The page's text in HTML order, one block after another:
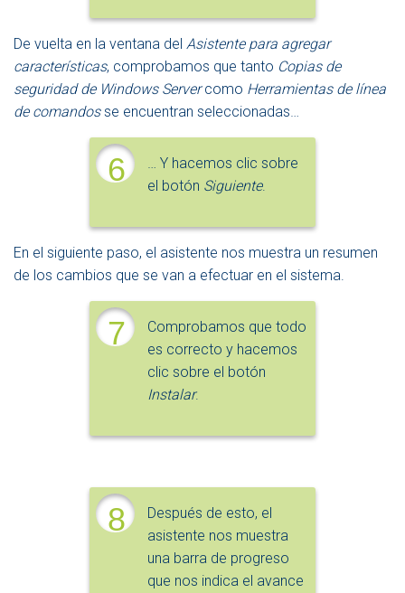
De vuelta en la ventana del Asistente para agregar
características, comprobamos que tanto Copias de
seguridad de Windows Servercomo Herramientas de línea
de comandosse encuentran seleccionadas…
6
… Y hacemos clic sobre
el botón Siguiente.
En el siguiente paso, el asistente nos muestra un resumen
de los cambios que se van a efectuar en el sistema.
7
Comprobamos que todo
es correcto y hacemos
clic sobre el botón
Instalar.
8
Después de esto, el
asistente nos muestra
una barra de progreso
que nos indica el avance